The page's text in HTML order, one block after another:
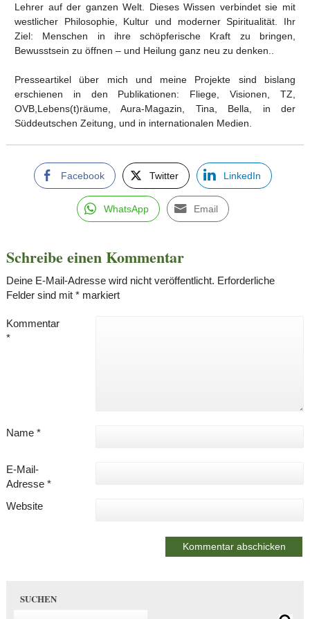
Lehrer auf der ganzen Welt. Dieses Wissen verbindet sie mit
westlicher Philosophie, Kultur und moderner Spiritualität. Ihr
Ziel: Menschen in ihre schöpferische Kraft zu bringen,
Bewusstsein zu öffnen – und Heilung ganz neu zu denken..
Presseartikel über mich und meine Projekte sind bislang
erschienen in den Publikationen: Fliege, Visionen, TZ,
OVB,Lebens(t)räume, Aura-Magazin, Tina, Bella, in der
Süddeutschen Zeitung, und in internationalen Medien.
Facebook Twitter LinkedIn
WhatsApp Email
Schreibe einen Kommentar
Deine E-Mail-Adresse wird nicht veröffentlicht. Erforderliche
Felder sind mit *markiert
Kommentar
*
Name *
E-Mail-
Adresse *
Website
SUCHEN